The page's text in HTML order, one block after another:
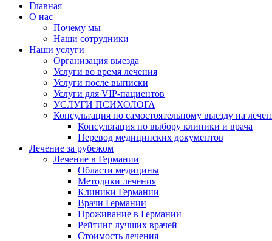
Главная
О нас
Почему мы
Наши сотрудники
Наши услуги
Организация выезда
Услуги во время лечения
Услуги после выписки
Услуги для VIP-пациентов
УСЛУГИ ПСИХОЛОГА
Консультация по самостоятельному выезду на
Консультация по выбору клиники и врача
Перевод медицинских документов
Лечение за рубежом
Лечение в Германии
Области медицины
Методики лечения
Клиники Германии
Врачи Германии
Проживание в Германии
Рейтинг лучших врачей
Стоимость лечения